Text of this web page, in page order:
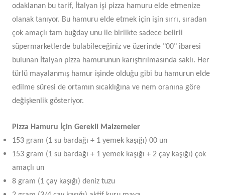
odaklanan bu tarif, İtalyan işi pizza hamuru elde etmenize
olanak tanıyor. Bu hamuru elde etmek için işin sırrı, sıradan
çok amaçlı tam buğday unu ile birlikte sadece belirli
süpermarketlerde bulabileceğiniz ve üzerinde "00" ibaresi
bulunan İtalyan pizza hamurunun karıştırılmasında saklı. Her
türlü mayalanmış hamur işinde olduğu gibi bu hamurun elde
edilme süresi de ortamın sıcaklığına ve nem oranına göre
değişkenlik gösteriyor.
Pizza Hamuru İçin Gerekli Malzemeler
153 gram (1 su bardağı + 1 yemek kaşığı) 00 un
153 gram (1 su bardağı + 1 yemek kaşığı + 2 çay kaşığı) çok
amaçlı un
8 gram (1 çay kaşığı) deniz tuzu